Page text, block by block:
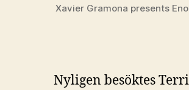
Xavier Gramona presents
Nyligen besöktes